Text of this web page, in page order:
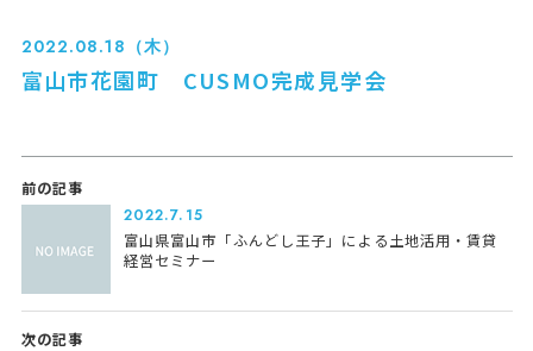
2022.08.18（木）
富山市花園町 CUSMO完成見学会
前の記事
2022.7.15
富山県富山市「ふんどし王子」による土地活用・賃貸
経営セミナー
次の記事